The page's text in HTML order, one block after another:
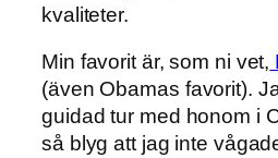
kvaliteter.
Min favorit är, som ni vet,
(även Obamas favorit).
guidad tur med honom i
så blyg att jag inte